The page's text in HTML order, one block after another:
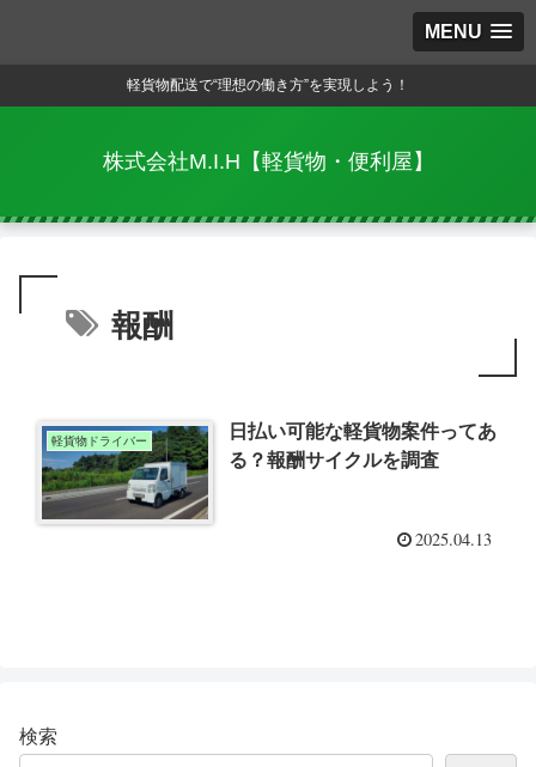
MENU
軽貨物配送で“理想の働き方”を実現しよう！
株式会社M.I.H【軽貨物・便利屋】
報酬
軽貨物ドライバー
日払い可能な軽貨物案件ってあ
る？報酬サイクルを調査
2025.04.13
検索